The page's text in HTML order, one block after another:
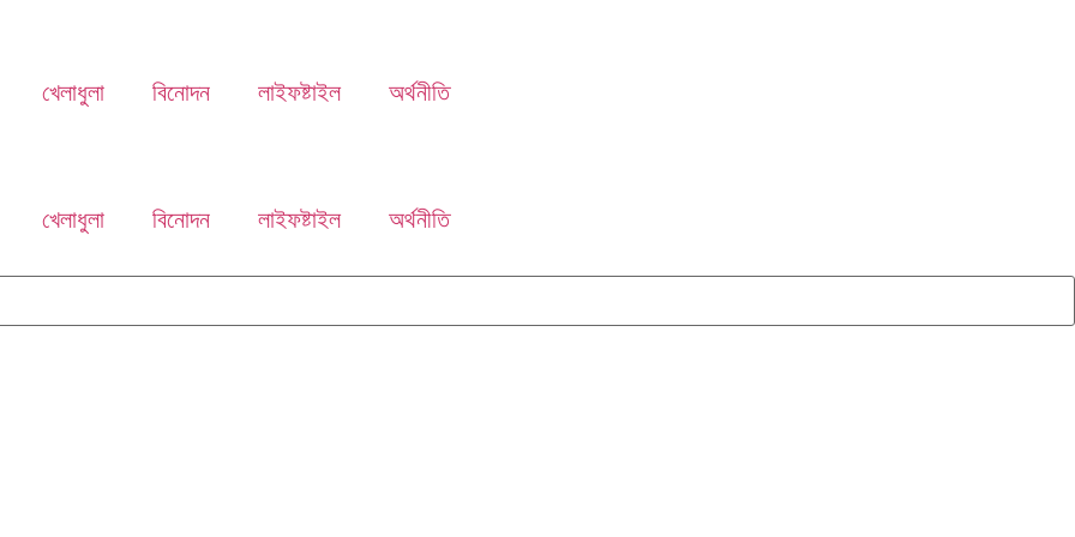
খেলাধুলা বিনোদন লাইফষ্টাইল অর্থনীতি
খেলাধুলা বিনোদন লাইফষ্টাইল অর্থনীতি